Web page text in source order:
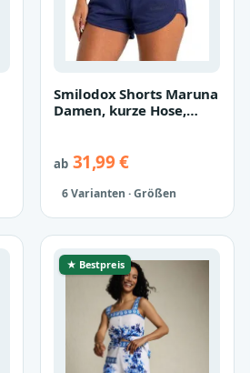
Smilodox Shorts Maruna
Damen, kurze Hose,
ab31,99 €
6 Varianten · Größen
★ Bestpreis